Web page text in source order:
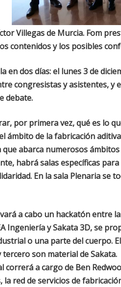
Villegas de Murcia. Fom
contenidos y los posibles
en dos días: el lunes 3 de
congresistas y asistentes, y
debate.
por primera vez, qué es lo
ámbito de la fabricación
abarca numerosos ámbitos
habrá salas específicas
En la sala Plenaria se
a cabo un hackatón entre
Ingeniería y Sakata 3D, se
o una parte del cuerpo.
son material de Sakata.
correrá a cargo de Ben
red de servicios de